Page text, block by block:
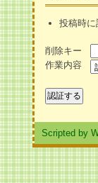
投稿時に
削除キー
作業内容
Scripted by